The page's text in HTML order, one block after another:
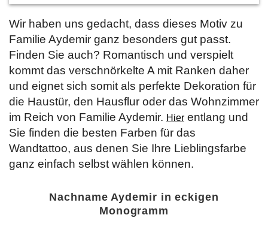
Wir haben uns gedacht, dass dieses Motiv zu
Familie Aydemir ganz besonders gut passt.
Finden Sie auch? Romantisch und verspielt
kommt das verschnörkelte A mit Ranken daher
und eignet sich somit als perfekte Dekoration für
die Haustür, den Hausflur oder das Wohnzimmer
im Reich von Familie Aydemir. Hier entlang und
Sie finden die besten Farben für das
Wandtattoo, aus denen Sie Ihre Lieblingsfarbe
ganz einfach selbst wählen können.
Nachname Aydemir in eckigen
Monogramm